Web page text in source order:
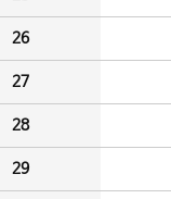
26
27
28
29